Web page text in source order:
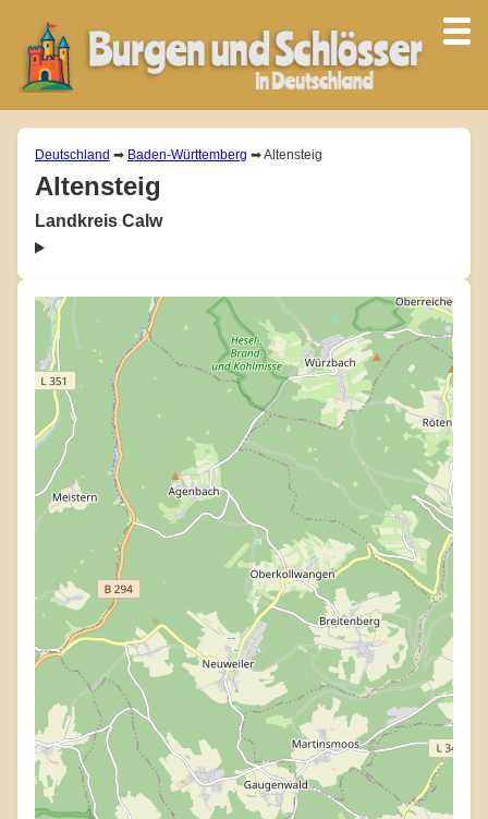
Deutschland ➡ Baden-Württemberg ➡ Altensteig
Altensteig
Landkreis Calw